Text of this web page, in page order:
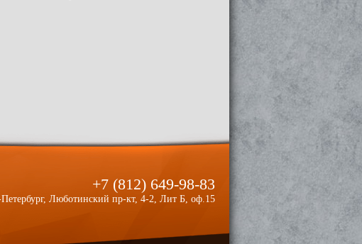
+7 (812) 649-98-83
Люботинский пр-кт, 4-2, Лит Б, оф.15